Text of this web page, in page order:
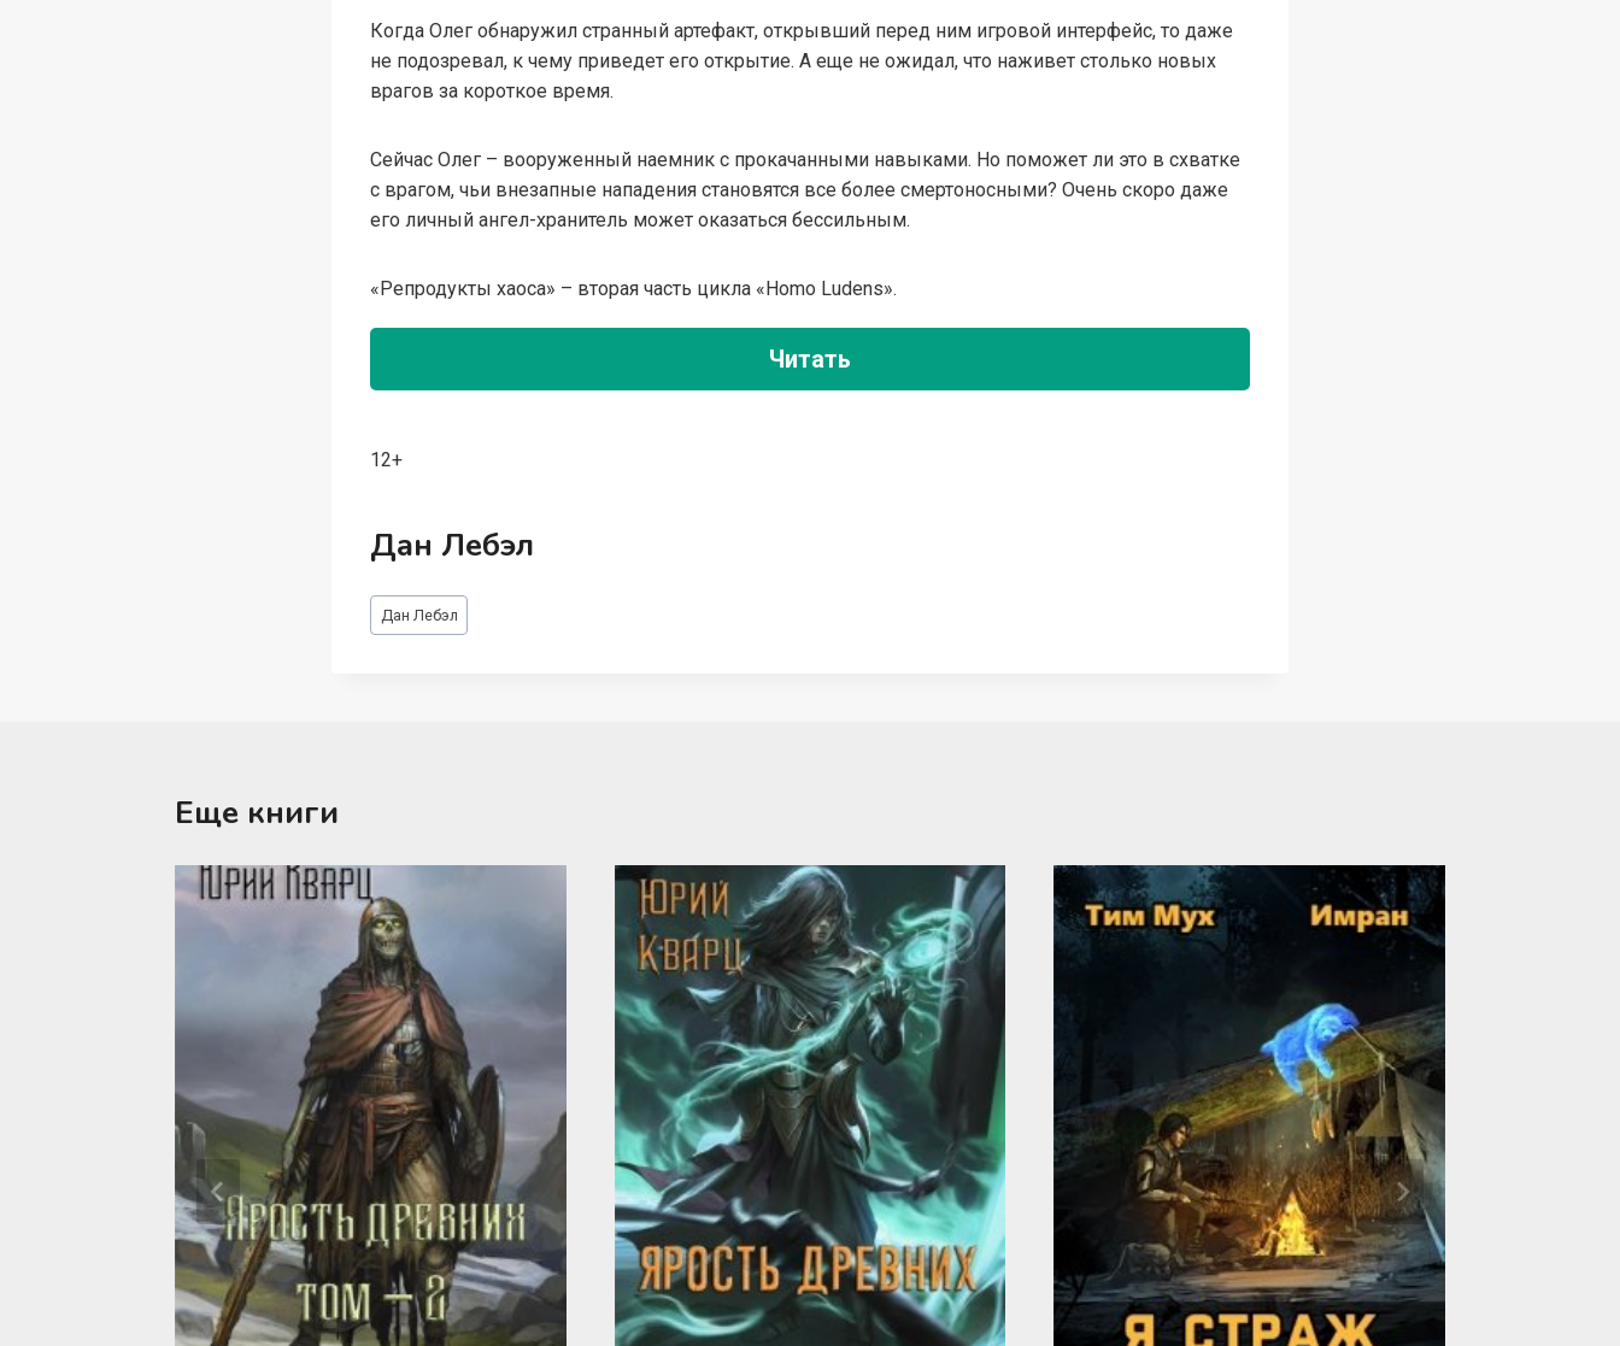
Когда Олег обнаружил странный артефакт, открывший перед ним игровой интерфейс, то даже
не подозревал, к чему приведет его открытие. А еще не ожидал, что наживет столько новых
врагов за короткое время.
Сейчас Олег – вооруженный наемник с прокачанными навыками. Но поможет ли это в схватке
с врагом, чьи внезапные нападения становятся все более смертоносными? Очень скоро даже
его личный ангел-хранитель может оказаться бессильным.
«Репродукты хаоса» – вторая часть цикла «Homo Ludens».
Читать
12+
Дан Лебэл
Метки
записи:
Дан Лебэл
Еще книги